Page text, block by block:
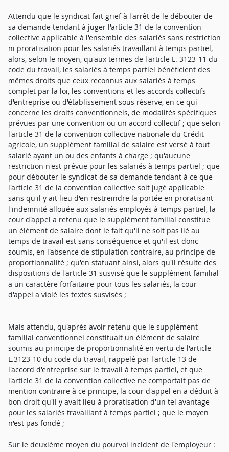
Attendu que le syndicat fait grief à l'arrêt de le débouter de
sa demande tendant à juger l'article 31 de la convention
collective applicable à l'ensemble des salariés sans restriction
ni proratisation pour les salariés travaillant à temps partiel,
alors, selon le moyen, qu'aux termes de l'article L. 3123-11 du
code du travail, les salariés à temps partiel bénéficient des
mêmes droits que ceux reconnus aux salariés à temps
complet par la loi, les conventions et les accords collectifs
d'entreprise ou d'établissement sous réserve, en ce qui
concerne les droits conventionnels, de modalités spécifiques
prévues par une convention ou un accord collectif ; que selon
l'article 31 de la convention collective nationale du Crédit
agricole, un supplément familial de salaire est versé à tout
salarié ayant un ou des enfants à charge ; qu'aucune
restriction n'est prévue pour les salariés à temps partiel ; que
pour débouter le syndicat de sa demande tendant à ce que
l'article 31 de la convention collective soit jugé applicable
sans qu'il y ait lieu d'en restreindre la portée en proratisant
l'indemnité allouée aux salariés employés à temps partiel, la
cour d'appel a retenu que le supplément familial constitue
un élément de salaire dont le fait qu'il ne soit pas lié au
temps de travail est sans conséquence et qu'il est donc
soumis, en l'absence de stipulation contraire, au principe de
proportionnalité ; qu'en statuant ainsi, alors qu'il résulte des
dispositions de l'article 31 susvisé que le supplément familial
a un caractère forfaitaire pour tous les salariés, la cour
d'appel a violé les textes susvisés ;
Mais attendu, qu'après avoir retenu que le supplément
familial conventionnel constituait un élément de salaire
soumis au principe de proportionnalité en vertu de l'article
L.3123-10 du code du travail, rappelé par l'article 13 de
l'accord d'entreprise sur le travail à temps partiel, et que
l'article 31 de la convention collective ne comportait pas de
mention contraire à ce principe, la cour d'appel en a déduit à
bon droit qu'il y avait lieu à proratisation d'un tel avantage
pour les salariés travaillant à temps partiel ; que le moyen
n'est pas fondé ;
Sur le deuxième moyen du pourvoi incident de l'employeur :